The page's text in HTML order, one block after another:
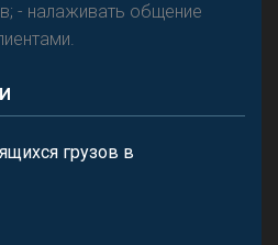
- налаживать общение
грузов в